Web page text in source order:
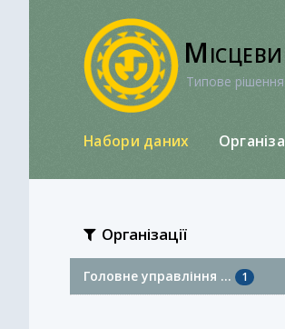
Типове
Набори даних
Організації
Головне управління ... 1